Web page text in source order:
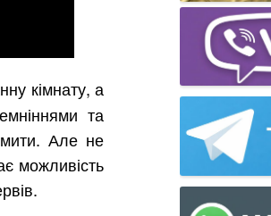
кімнату, а
та
Але не
можливість